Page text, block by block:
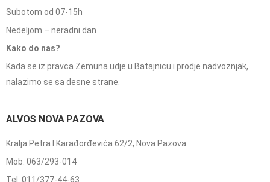
Subotom od 07-15h
Nedeljom – neradni dan
Kako do nas?
Kada se iz pravca Zemuna udje u Batajnicu i prodje nadvoznjak,
nalazimo se sa desne strane.
ALVOS NOVA PAZOVA
Kralja Petra I Karađorđevića 62/2, Nova Pazova
Mob: 063/293-014
Tel: 011/377-44-63